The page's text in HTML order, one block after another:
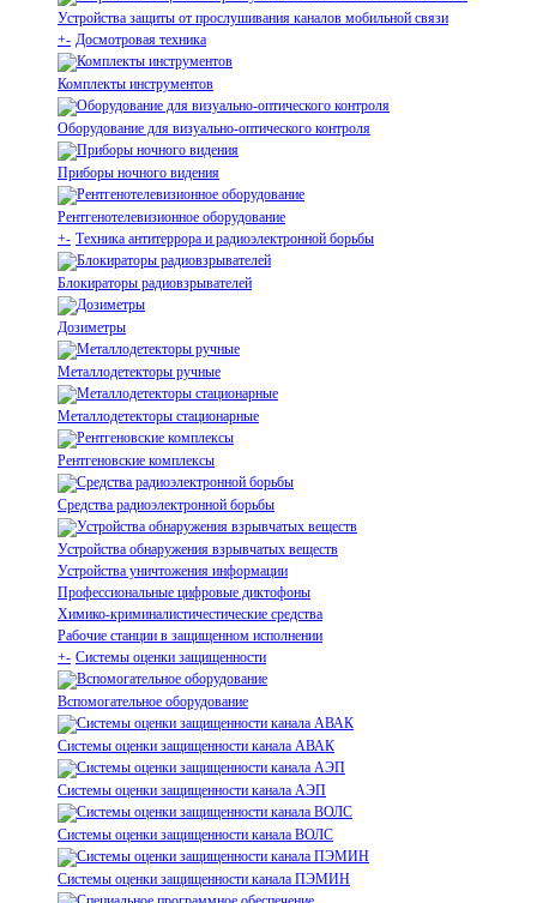
Устройства защиты от прослушивания каналов мобильной связи
+- Досмотровая техника
Комплекты инструментов
Оборудование для визуально-оптического контроля
Приборы ночного видения
Рентгенотелевизионное оборудование
+- Техника антитеррора и радиоэлектронной борьбы
Блокираторы радиовзрывателей
Дозиметры
Металлодетекторы ручные
Металлодетекторы стационарные
Рентгеновские комплексы
Средства радиоэлектронной борьбы
Устройства обнаружения взрывчатых веществ
Устройства уничтожения информации
Профессиональные цифровые диктофоны
Химико-криминалистичестические средства
Рабочие станции в защищенном исполнении
+- Системы оценки защищенности
Вспомогательное оборудование
Системы оценки защищенности канала АВАК
Системы оценки защищенности канала АЭП
Системы оценки защищенности канала ВОЛС
Системы оценки защищенности канала ПЭМИН